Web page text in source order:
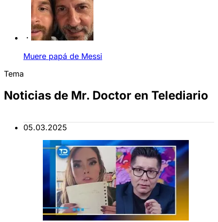
Muere papá de Messi
Tema
Noticias de Mr. Doctor en Telediario
05.03.2025